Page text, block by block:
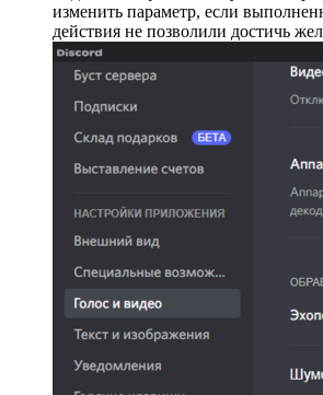
изменить параметр, если
действия не позволили достичь